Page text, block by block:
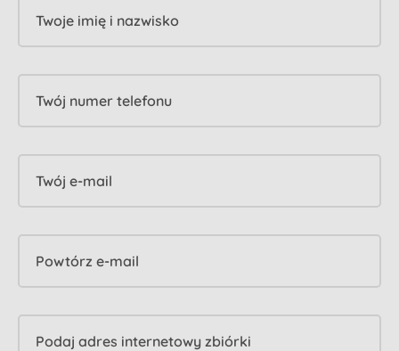
Twoje imię i nazwisko
Twój numer telefonu
Twój e-mail
Powtórz e-mail
Podaj adres internetowy zbiórki